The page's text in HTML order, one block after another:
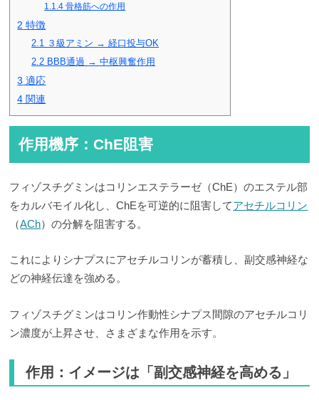
1.1.4 骨格筋への作用
2 特徴
2.1
３級アミン → 経口投与OK
2.2 BBB通過 → 中枢興奮作用
3 適応
4 関連
作用機序：ChE阻害
フィゾスチグミンはコリンエステラーゼ（ChE）のエステル部
をカルバモイル化し、ChEを可逆的に阻害してアセチルコリン
（ACh）の分解を阻害する。
これによりシナプスにアセチルコリンが蓄積し、副交感神経な
どの神経伝達を強める。
フィゾスチグミンはコリン作動性シナプス間隙のアセチルコリ
ン濃度が上昇させ、さまざまな作用を示す。
作用：イメージは「副交感神経を高める」